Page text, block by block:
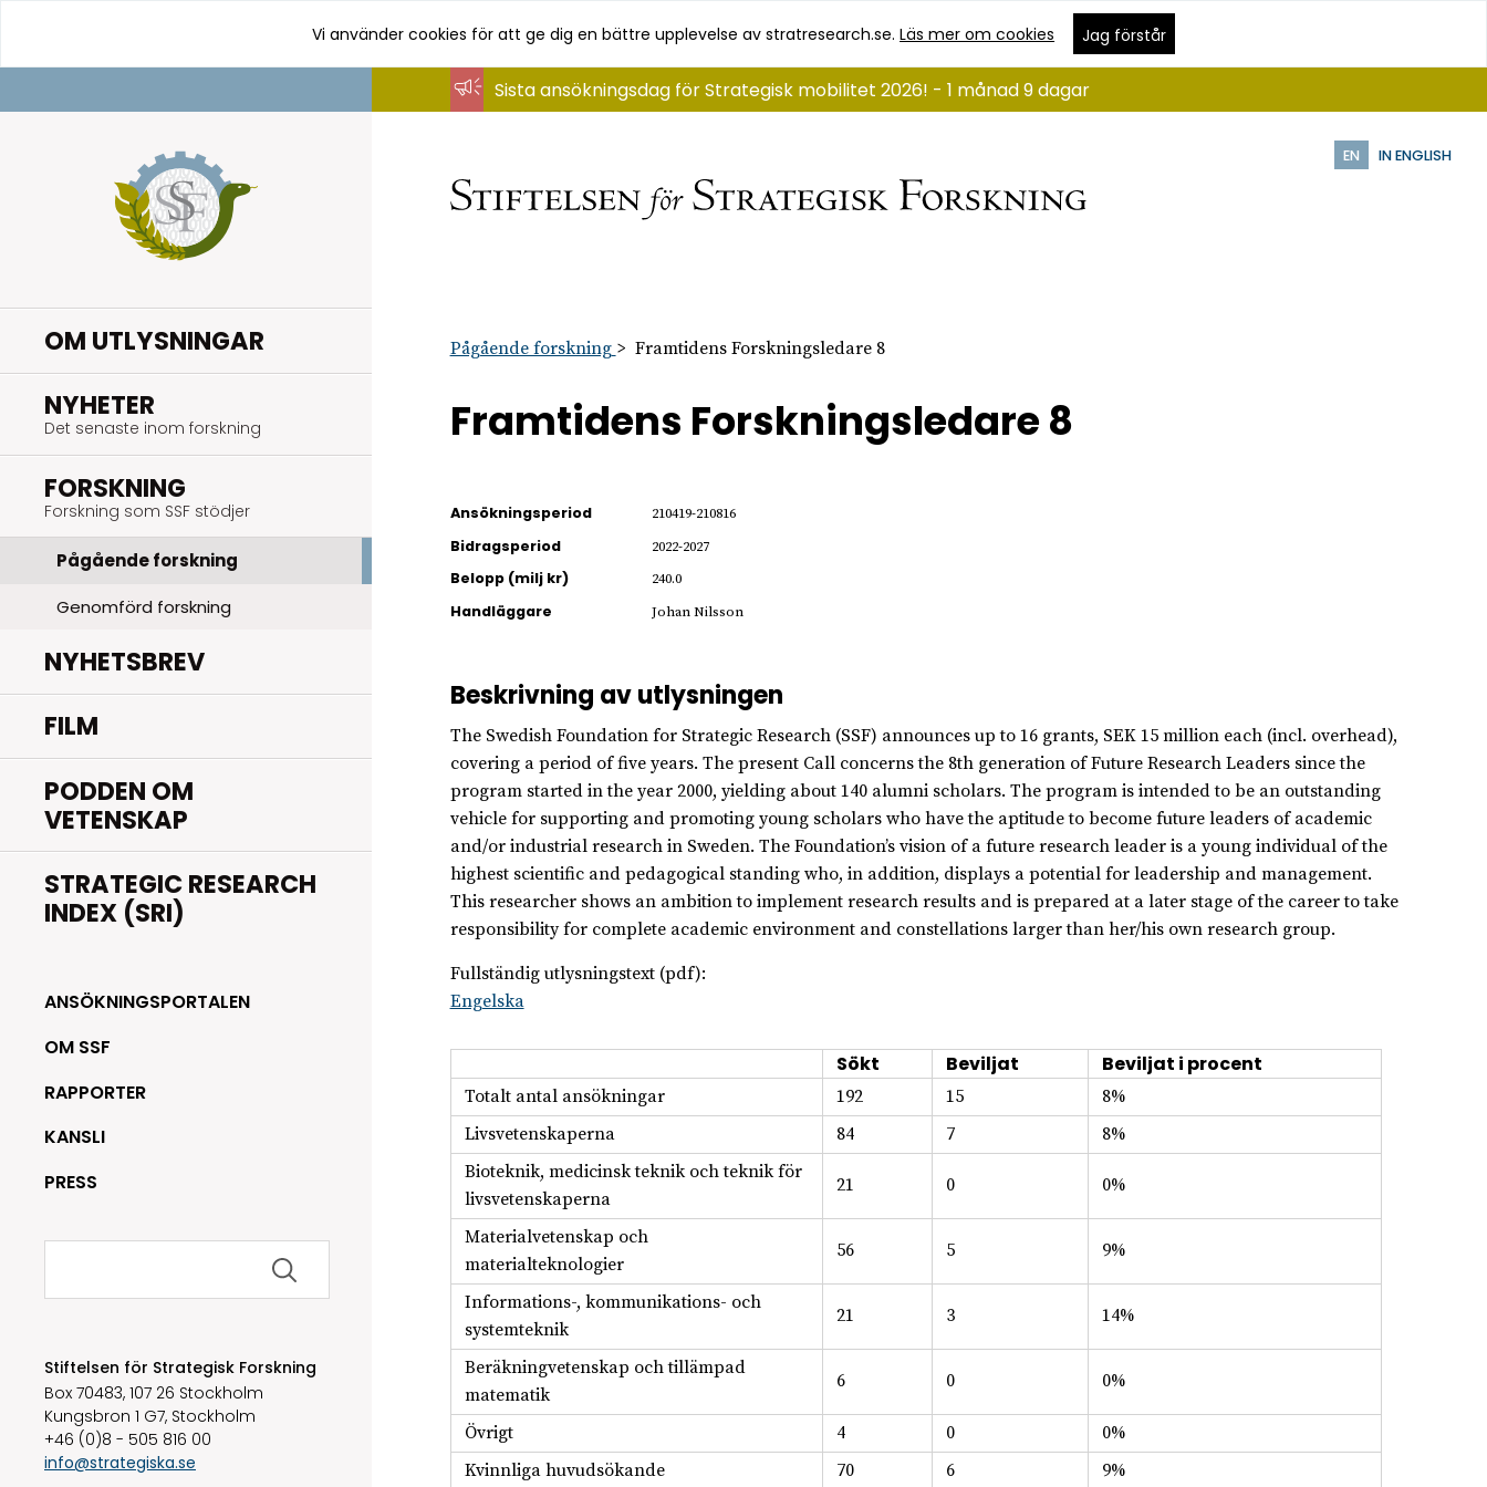
innehåll
Vi använder cookies för att ge dig en bättre upplevelse av stratresearch.se.Läs mer om cookies Jag förstår
EN IN ENGLISH
OM UTLYSNINGAR
NYHETER
Det senaste inom forskning
FORSKNING
Forskning som SSF stödjer
Pågående forskning
Genomförd forskning
NYHETSBREV
FILM
PODDEN OM
VETENSKAP
STRATEGIC RESEARCH
INDEX (SRI)
ANSÖKNINGSPORTALEN
OM SSF
RAPPORTER
KANSLI
PRESS
Sök
Stiftelsen för Strategisk Forskning
Box 70483, 107 26 Stockholm
Kungsbron 1 G7, Stockholm
+46 (0)8 - 505 816 00
info@strategiska.se
Sista ansökningsdag för Strategisk mobilitet 2026! - 1 månad 9 dagar
Pågående forskning Framtidens Forskningsledare 8
Framtidens Forskningsledare 8
Ansökningsperiod 210419-210816
Bidragsperiod 2022-2027
Belopp (milj kr) 240.0
Handläggare Johan Nilsson
Beskrivning av utlysningen
The Swedish Foundation for Strategic Research (SSF) announces up to 16 grants, SEK 15 million each (incl. overhead),
covering a period of five years. The present Call concerns the 8th generation of Future Research Leaders since the
program started in the year 2000, yielding about 140 alumni scholars. The program is intended to be an outstanding
vehicle for supporting and promoting young scholars who have the aptitude to become future leaders of academic
and/or industrial research in Sweden. The Foundation’s vision of a future research leader is a young individual of the
highest scientific and pedagogical standing who, in addition, displays a potential for leadership and management.
This researcher shows an ambition to implement research results and is prepared at a later stage of the career to take
responsibility for complete academic environment and constellations larger than her/his own research group.
Fullständig utlysningstext (pdf):
Engelska
Sökt Beviljat Beviljat i procent
Totalt antal ansökningar 192 15
8%
Livsvetenskaperna
84 7
8%
Bioteknik, medicinsk teknik och teknik för
livsvetenskaperna
21 0 0%
Materialvetenskap och
materialteknologier
56 5 9%
Informations-, kommunikations- och
systemteknik
21 3 14%
Beräkningvetenskap och tillämpad
matematik
6 0 0%
Övrigt 4 0
0%
Kvinnliga huvudsökande
70 6 9%